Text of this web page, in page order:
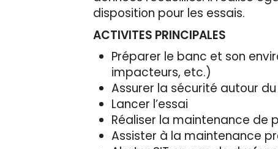
disposition pour les essais.
ACTIVITES PRINCIPALES
Préparer le banc et son
impacteurs, etc.)
Assurer la sécurité autour
Lancer l’essai
Réaliser la maintenance de
Assister à la maintenance